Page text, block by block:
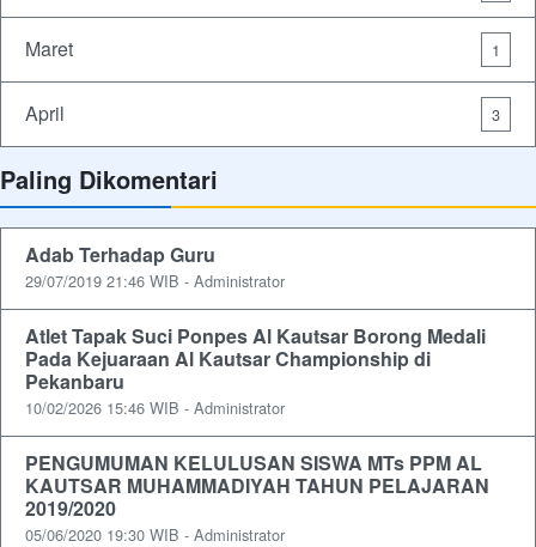
Maret 1
April 3
Paling Dikomentari
Adab Terhadap Guru
29/07/2019 21:46 WIB - Administrator
Atlet Tapak Suci Ponpes Al Kautsar Borong Medali
Pada Kejuaraan Al Kautsar Championship di
Pekanbaru
10/02/2026 15:46 WIB - Administrator
PENGUMUMAN KELULUSAN SISWA MTs PPM AL
KAUTSAR MUHAMMADIYAH TAHUN PELAJARAN
2019/2020
05/06/2020 19:30 WIB - Administrator